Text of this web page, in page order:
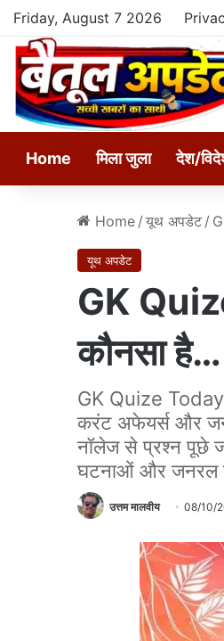
Friday, August 7 2026
Home मिला जुला देश/
Home / यूथ अपडेट /
यूथ अपडेट
GK
कौनसा
GK Quize Today :
करंट अफेयर्स और
नॉलेज से प्रश्न पूछे
घटनाओं और जनरल
उत्तम मालवीय 08/10/